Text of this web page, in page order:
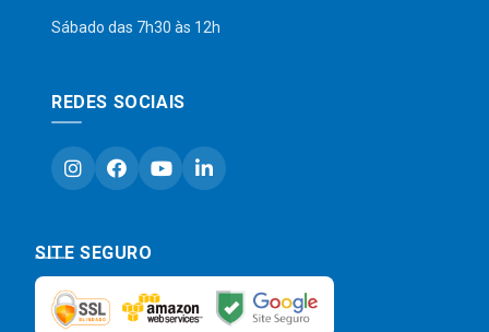
Sábado das 7h30 às 12h
REDES SOCIAIS
SITE SEGURO